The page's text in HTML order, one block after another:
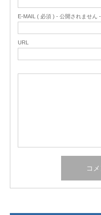
E-MAIL ( 必須 ) - 公開されません -
URL